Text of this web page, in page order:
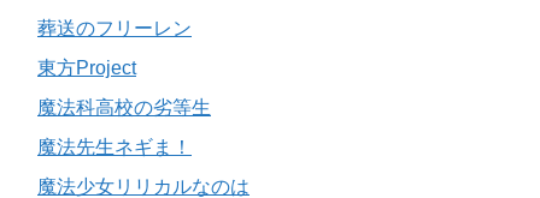
葬送のフリーレン
東方Project
魔法科高校の劣等生
魔法先生ネギま！
魔法少女リリカルなのは